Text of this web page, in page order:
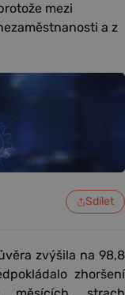
mezi
a z
Sdílet
zvýšila na 98,8
zhoršení